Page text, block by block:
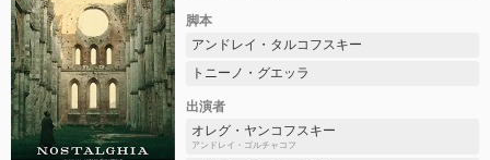
脚本
アンドレイ・タルコフスキー
トニーノ・グエッラ
出演者
オレグ・ヤンコフスキー
アンドレイ・ゴルチャコフ